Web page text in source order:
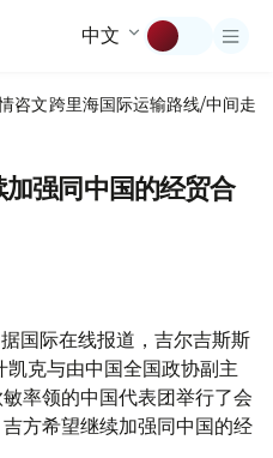
中文
咨文跨里海国际运输路线/中间走廊
强同中国的经贸合
国际在线报道，吉尔吉斯斯
克与由中国全国政协副主
率领的中国代表团举行了会
方希望继续加强同中国的经